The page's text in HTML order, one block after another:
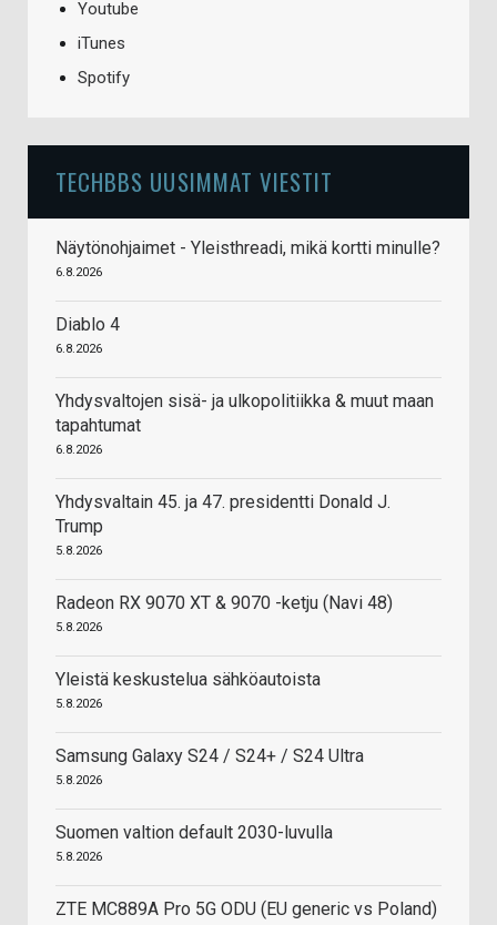
Youtube
iTunes
Spotify
TECHBBS UUSIMMAT VIESTIT
Näytönohjaimet - Yleisthreadi, mikä kortti minulle?
6.8.2026
Diablo 4
6.8.2026
Yhdysvaltojen sisä- ja ulkopolitiikka & muut maan
tapahtumat
6.8.2026
Yhdysvaltain 45. ja 47. presidentti Donald J.
Trump
5.8.2026
Radeon RX 9070 XT & 9070 -ketju (Navi 48)
5.8.2026
Yleistä keskustelua sähköautoista
5.8.2026
Samsung Galaxy S24 / S24+ / S24 Ultra
5.8.2026
Suomen valtion default 2030-luvulla
5.8.2026
ZTE MC889A Pro 5G ODU (EU generic vs Poland)